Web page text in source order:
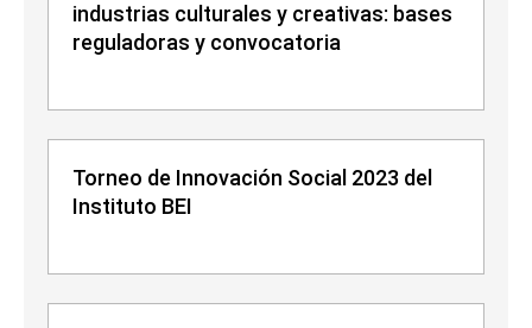
industrias culturales y creativas: bases
reguladoras y convocatoria
Torneo de Innovación Social 2023 del
Instituto BEI